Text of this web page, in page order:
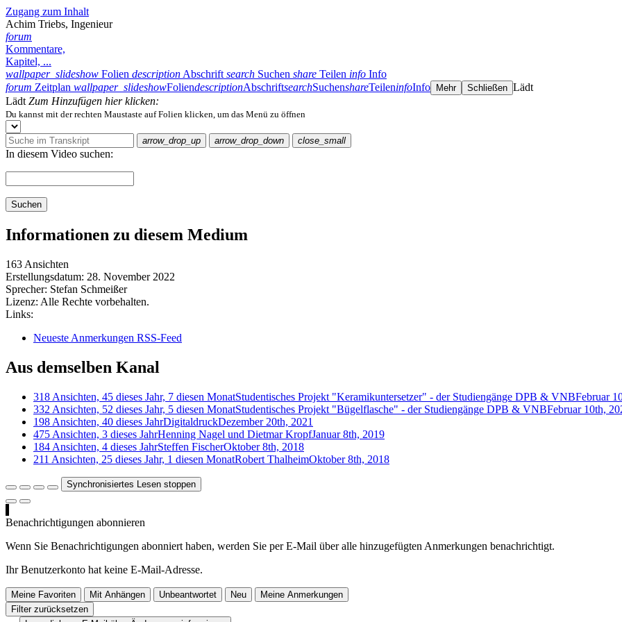
Zugang zum Inhalt
Achim Triebs, Ingenieur
forum
Kommentare,
Kapitel, ...
wallpaper_slideshow Folien description Abschrift search Suchen share Teilen info Info
forum Zeitplan wallpaper_slideshowFoliendescriptionAbschriftsearchSuchenshareTeileninfoInfo Mehr Schließen Lädt
Lädt Zum Hinzufügen hier klicken:
Du kannst mit der rechten Maustaste auf Folien klicken, um das Menü zu öffnen
arrow_drop_up arrow_drop_down close_small
In diesem Video suchen:
Suchen
Informationen zu diesem Medium
163 Ansichten
Erstellungsdatum: 28. November 2022
Sprecher: Stefan Schmeißer
Lizenz: Alle Rechte vorbehalten.
Links:
Neueste Anmerkungen RSS-Feed
Aus demselben Kanal
318 Ansichten, 45 dieses Jahr, 7 diesen MonatStudentisches Projekt "Keramikuntersetzer" - der Studiengänge DPB & VNBFebruar
332 Ansichten, 52 dieses Jahr, 5 diesen MonatStudentisches Projekt "Bügelflasche" - der Studiengänge DPB & VNBFebruar 10th,
198 Ansichten, 40 dieses JahrDigitaldruckDezember 20th, 2021
475 Ansichten, 3 dieses JahrHenning Nagel und Dietmar KropfJanuar 8th, 2019
184 Ansichten, 4 dieses JahrSteffen FischerOktober 8th, 2018
211 Ansichten, 25 dieses Jahr, 1 diesen MonatRobert ThalheimOktober 8th, 2018
Synchronisiertes Lesen stoppen
Benachrichtigungen abonnieren
Wenn Sie Benachrichtigungen abonniert haben, werden Sie per E-Mail über alle hinzugefügten Anmerkungen benachrichtigt.
Ihr Benutzerkonto hat keine E-Mail-Adresse.
Meine Favoriten Mit Anhängen Unbeantwortet Neu
Meine Anmerkungen
Filter zurücksetzen